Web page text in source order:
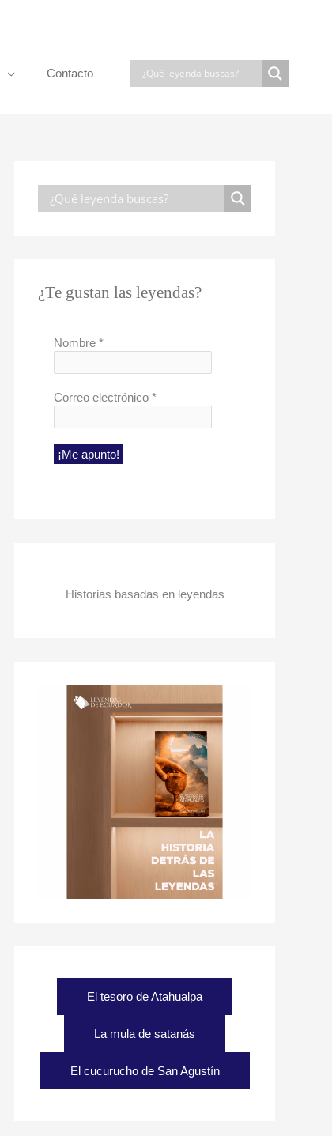
Contacto
¿Te gustan las leyendas?
Nombre *
Correo electrónico *
Historias basadas en leyendas
El tesoro de Atahualpa
La mula de satanás
El cucurucho de San Agustín